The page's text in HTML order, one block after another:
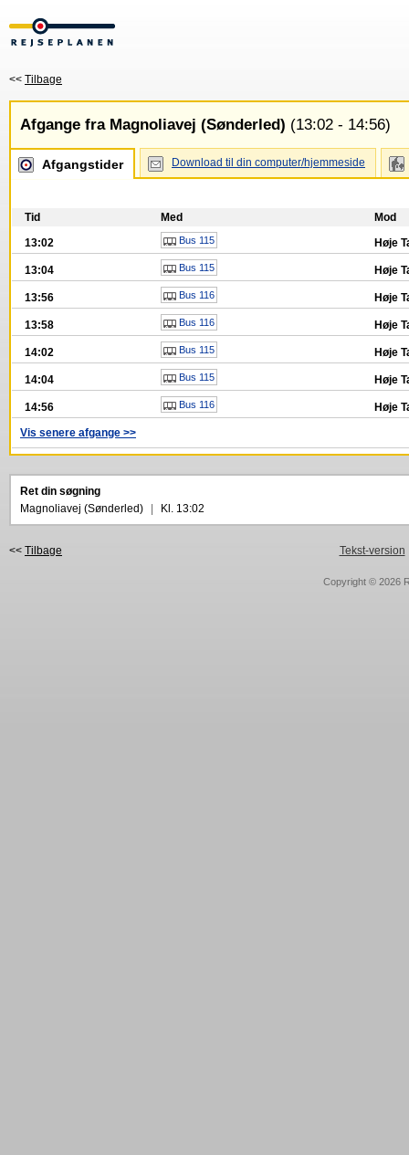
<< Tilbage
Afgange fra Magnoliavej (Sønderled) (13:02 - 14:56)
Afgangstider Download til din computer/hjemmeside
Tid Med
Mod
13:02
Bus 115 Høje
13:04 Bus 115 Høje
13:56 Bus 116 Høje
13:58 Bus 116 Høje
14:02 Bus 115 Høje
14:04 Bus 115 Høje
14:56 Bus 116
Høje
Vis senere afgange >>
Ret din søgning
Magnoliavej (Sønderled)
Kl. 13:02
<< Tilbage Tekst-version
Copyright © 2026